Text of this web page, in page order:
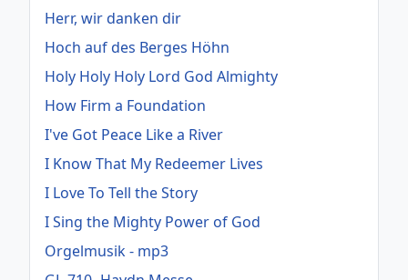
Herr, wir danken dir
Hoch auf des Berges Höhn
Holy Holy Holy Lord God Almighty
How Firm a Foundation
I've Got Peace Like a River
I Know That My Redeemer Lives
I Love To Tell the Story
I Sing the Mighty Power of God
Orgelmusik - mp3